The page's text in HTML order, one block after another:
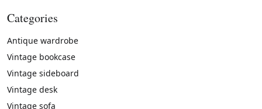
Categories
Antique wardrobe
Vintage bookcase
Vintage sideboard
Vintage desk
Vintage sofa